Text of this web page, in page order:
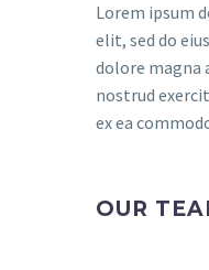
Lorem ipsum
elit, sed do
dolore magna
nostrud
ex ea
OUR